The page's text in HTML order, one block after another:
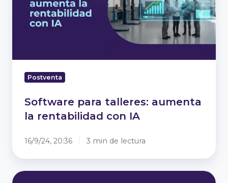
rentabilidad
Postventa
Software para talleres: aumenta
la rentabilidad con IA
16/9/24, 20:36 3 min de lectura
Primer